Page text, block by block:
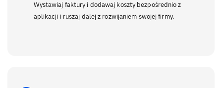
Wystawiaj faktury i dodawaj koszty bezpośrednio z
aplikacji i ruszaj dalej z rozwijaniem swojej firmy.